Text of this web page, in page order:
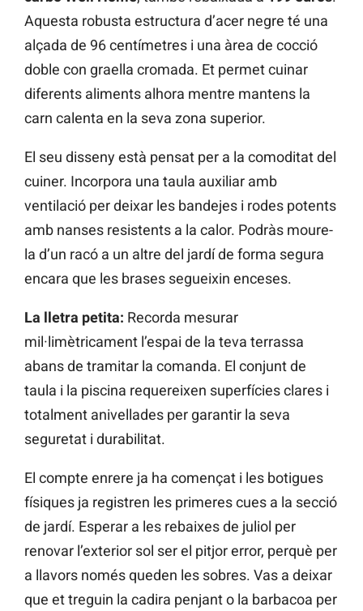
Aquesta robusta estructura d’acer negre té una
alçada de 96 centímetres i una àrea de cocció
doble con graella cromada. Et permet cuinar
diferents aliments alhora mentre mantens la
carn calenta en la seva zona superior.
El seu disseny està pensat per a la comoditat del
cuiner. Incorpora una taula auxiliar amb
ventilació per deixar les bandejes i rodes potents
amb nanses resistents a la calor. Podràs moure-
la d’un racó a un altre del jardí de forma segura
encara que les brases segueixin enceses.
La lletra petita: Recorda mesurar
mil·limètricament l’espai de la teva terrassa
abans de tramitar la comanda. El conjunt de
taula i la piscina requereixen superfícies clares i
totalment anivellades per garantir la seva
seguretat i durabilitat.
El compte enrere ja ha començat i les botigues
físiques ja registren les primeres cues a la secció
de jardí. Esperar a les rebaixes de juliol per
renovar l’exterior sol ser el pitjor error, perquè per
a llavors només queden les sobres. Vas a deixar
que et treguin la cadira penjant o la barbacoa per